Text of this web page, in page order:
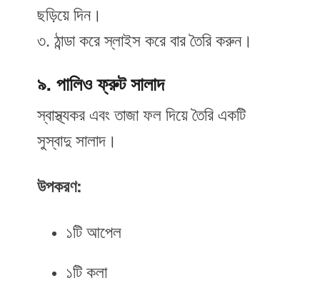
ছড়িয়ে দিন।
৩. ঠান্ডা করে স্লাইস করে বার তৈরি করুন।
৯. পালিও ফ্রুট সালাদ
স্বাস্থ্যকর এবং তাজা ফল দিয়ে তৈরি একটি
সুস্বাদু সালাদ।
উপকরণ:
১টি আপেল
১টি কলা